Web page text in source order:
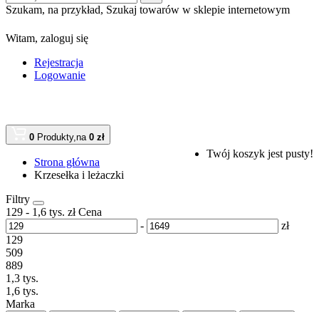
Szukam, na przykład, Szukaj towarów w sklepie internetowym
Witam, zaloguj się
Rejestracja
Logowanie
0 Produkty,na 0 zł
Twój koszyk jest pusty!
Strona główna
Krzesełka i leżaczki
Filtry
129 - 1,6 tys. złCena
-
zł
129
509
889
1,3 tys.
1,6 tys.
Marka